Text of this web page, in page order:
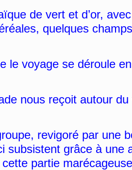
de vert et d’or,
quelques
le voyage se déroule
nous reçoit autour
revigoré par une
subsistent grâce à une
partie